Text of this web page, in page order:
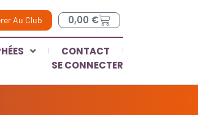
Au Club 0,00 €
CONTACT
SE CONNECTER